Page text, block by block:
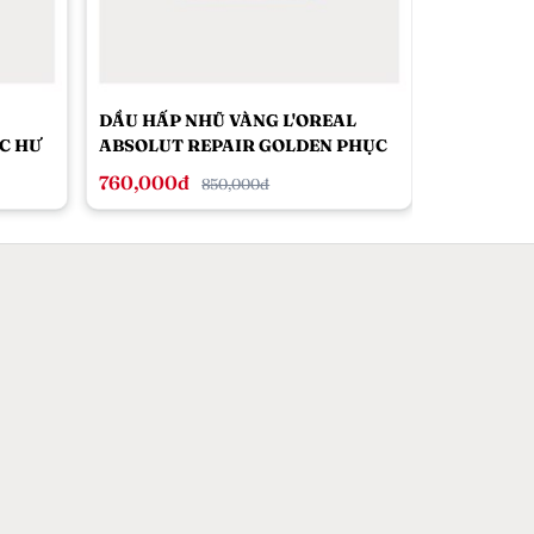
HƯ
DẦU HẤP NHŨ VÀNG L'OREAL
ABSOLUT REPAIR GOLDEN PHỤC
HỒI TÓC TOÀN DIỆN 250ML
760,000đ 850,000đ